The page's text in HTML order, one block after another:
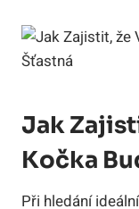
Jak
Kočka
Při hledání